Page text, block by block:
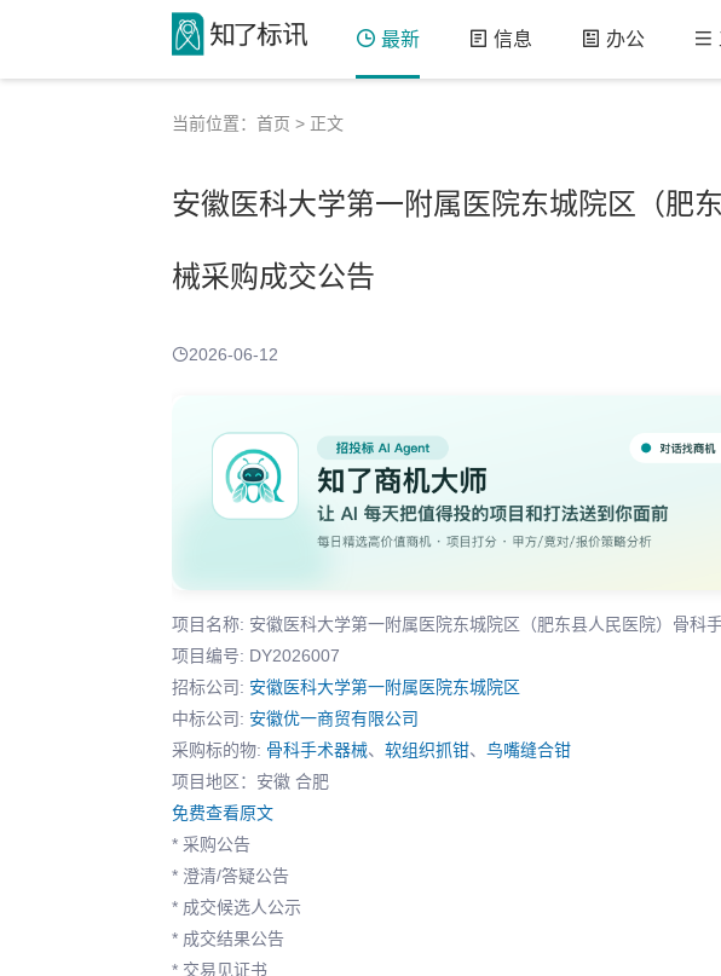
最新 信息 办公
当前位置： 首页 > 正文
安徽医科大学第一附属医院东城院区（肥
械采购成交公告
2026-06-12
项目名称: 安徽医科大学第一附属医院东城院区（肥东县人民医院）骨科
项目编号: DY2026007
招标公司: 安徽医科大学第一附属医院东城院区
中标公司: 安徽优一商贸有限公司
采购标的物: 骨科手术器械、 软组织抓钳、 鸟嘴缝合钳
项目地区：安徽 合肥
免费查看原文
* 采购公告
* 澄清/答疑公告
* 成交候选人公示
* 成交结果公告
* 交易见证书